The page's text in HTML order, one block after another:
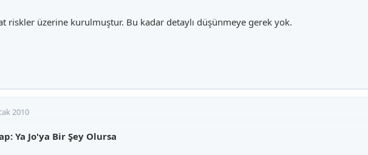
riskler üzerine kurulmuştur. Bu kadar detaylı düşünmeye gerek yok.
2010
Ya Jo'ya Bir Şey Olursa